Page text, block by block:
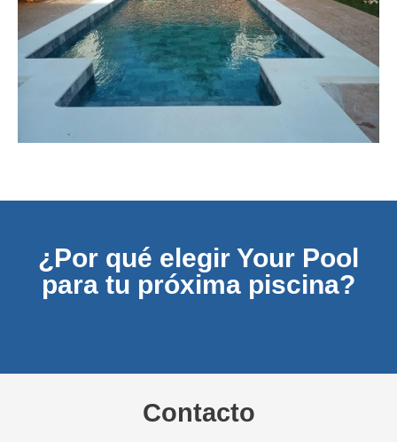
¿Por qué elegir Your Pool
para tu próxima piscina?
Contacto